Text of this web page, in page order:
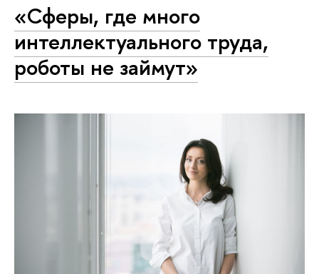
«Сферы, где много
интеллектуального труда,
роботы не займут»